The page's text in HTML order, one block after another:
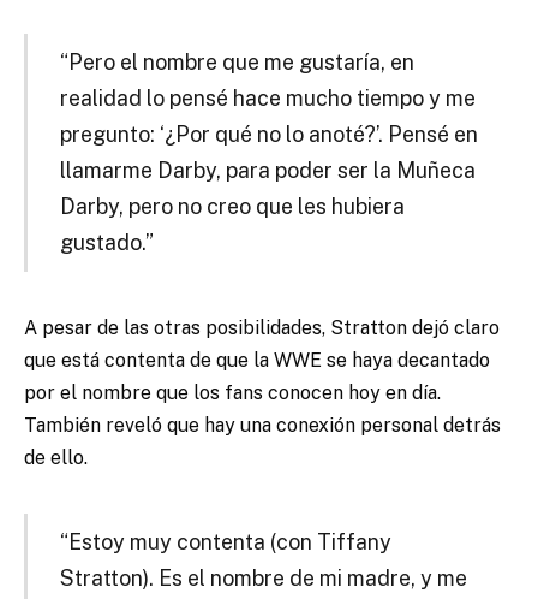
“Pero el nombre que me gustaría, en
realidad lo pensé hace mucho tiempo y me
pregunto: ‘¿Por qué no lo anoté?’. Pensé en
llamarme Darby, para poder ser la Muñeca
Darby, pero no creo que les hubiera
gustado.”
A pesar de las otras posibilidades, Stratton dejó claro
que está contenta de que la WWE se haya decantado
por el nombre que los fans conocen hoy en día.
También reveló que hay una conexión personal detrás
de ello.
“Estoy muy contenta (con Tiffany
Stratton). Es el nombre de mi madre, y me